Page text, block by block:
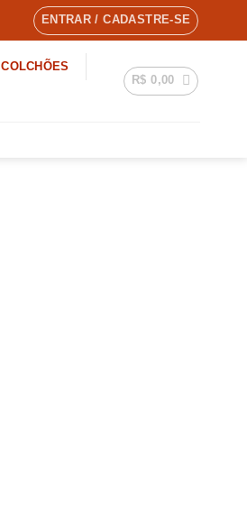
ENTRAR / CADASTRE-SE
COLCHÕES
R$ 0,00